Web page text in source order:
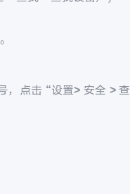
点击 “设置> 安全 > 查